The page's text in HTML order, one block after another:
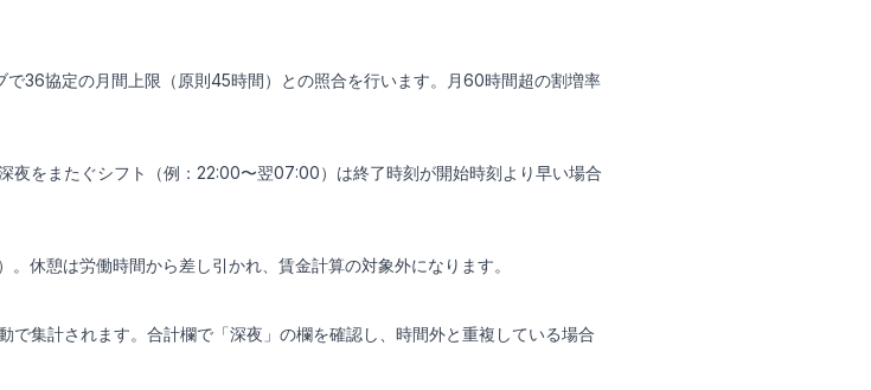
で36協定の月間上限（原則45時間）との照合を行います。月60時間超の割増率
夜をまたぐシフト（例：22:00〜翌07:00）は終了時刻が開始時刻より早い場合
休憩は労働時間から差し引かれ、賃金計算の対象外になります。
集計されます。合計欄で「深夜」の欄を確認し、時間外と重複している場合